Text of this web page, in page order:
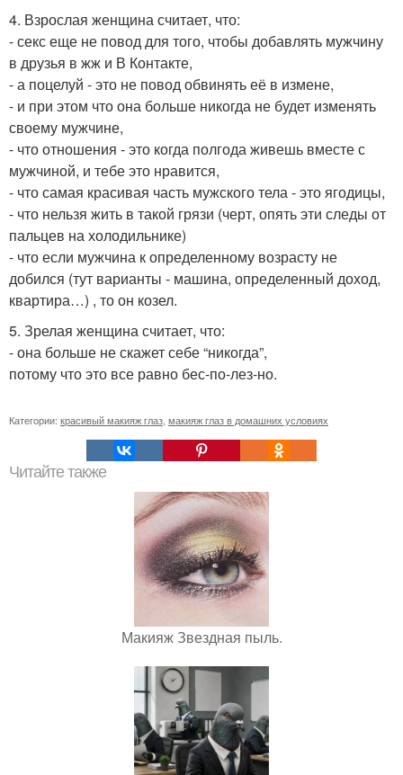
4. Взрослая женщина считает, что:
- секс еще не повод для того, чтобы добавлять мужчину
в друзья в жж и В Контакте,
- а поцелуй - это не повод обвинять её в измене,
- и при этом что она больше никогда не будет изменять
своему мужчине,
- что отношения - это когда полгода живешь вместе с
мужчиной, и тебе это нравится,
- что самая красивая часть мужского тела - это ягодицы,
- что нельзя жить в такой грязи (черт, опять эти следы от
пальцев на холодильнике)
- что если мужчина к определенному возрасту не
добился (тут варианты - машина, определенный доход,
квартира…) , то он козел.
5. Зрелая женщина считает, что:
- она больше не скажет себе “никогда”,
потому что это все равно бес-по-лез-но.
Категории: красивый макияж глаз макияж глаз в домашних условиях
Читайте также
Макияж Звездная пыль.